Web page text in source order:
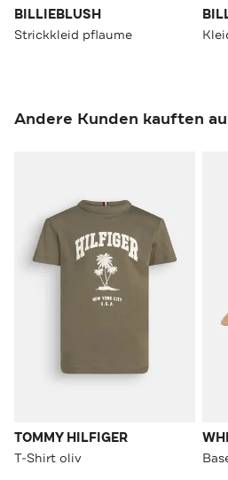
BILLIEBLUSH
Strickkleid pflaume
Andere Kunden kauften
TOMMY HILFIGER
T-Shirt oliv